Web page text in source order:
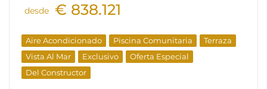
desde € 838.121
Aire Acondicionado Piscina Comunitaria
Terraza
Vista Al Mar
Exclusivo
Oferta Especial
Del Constructor